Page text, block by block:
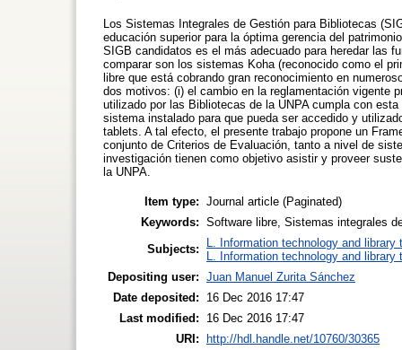
Los Sistemas Integrales de Gestión para Bibliotecas
educación superior para la óptima gerencia del
SIGB candidatos es el más adecuado para heredar las
comparar son los sistemas Koha (reconocido como el
libre que está cobrando gran reconocimiento en
dos motivos: (i) el cambio en la reglamentación vigente
utilizado por las Bibliotecas de la UNPA cumpla con
sistema instalado para que pueda ser accedido y
tablets. A tal efecto, el presente trabajo propone un
conjunto de Criterios de Evaluación, tanto a nivel de
investigación tienen como objetivo asistir y proveer
la UNPA.
Item type: Journal article (Paginated)
Keywords: Software libre, Sistemas integrales
Subjects:
L. Information technology and library
L. Information technology and library
Depositing user: Juan Manuel Zurita Sánchez
Date deposited:
16 Dec 2016 17:47
Last modified:
16 Dec 2016 17:47
URI:
http://hdl.handle.net/10760/30365